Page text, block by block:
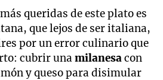
queridas de este plato es
que lejos de ser italiana,
por un error culinario que
cubrir unamilanesacon
y queso para disimular